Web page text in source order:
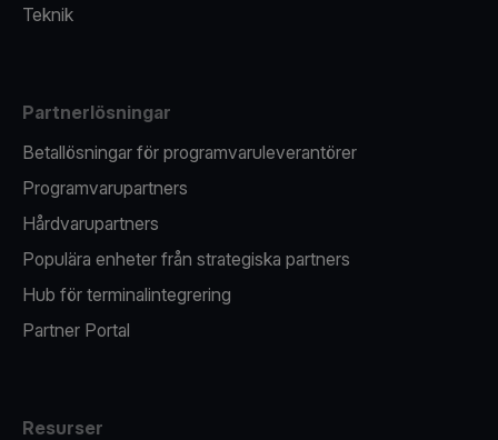
Teknik
Partnerlösningar
Betallösningar för programvaruleverantörer
Programvarupartners
Hårdvarupartners
Populära enheter från strategiska partners
Hub för terminalintegrering
Partner Portal
Resurser